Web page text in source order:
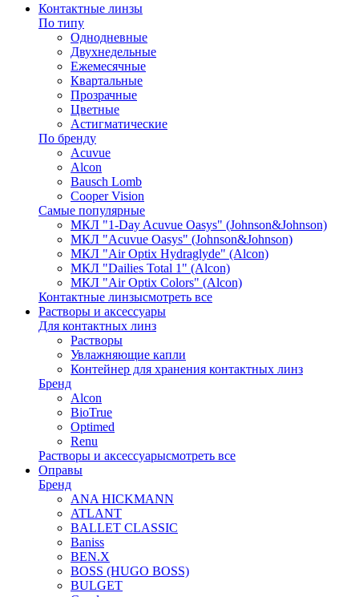
Контактные линзы
По типу
Однодневные
Двухнедельные
Ежемесячные
Квартальные
Прозрачные
Цветные
Астигматические
По бренду
Acuvue
Alcon
Bausch Lomb
Cooper Vision
Самые популярные
МКЛ "1-Day Acuvue Oasys" (Johnson&Johnson)
МКЛ "Acuvue Oasys" (Johnson&Johnson)
МКЛ "Air Optix Hydraglyde" (Alcon)
МКЛ "Dailies Total 1" (Alcon)
МКЛ "Air Optix Colors" (Alcon)
Контактные линзысмотреть все
Растворы и аксессуары
Для контактных линз
Растворы
Увлажняющие капли
Контейнер для хранения контактных линз
Бренд
Alcon
BioTrue
Optimed
Renu
Растворы и аксессуарысмотреть все
Оправы
Бренд
ANA HICKMANN
ATLANT
BALLET CLASSIC
Baniss
BEN.X
BOSS (HUGO BOSS)
BULGET